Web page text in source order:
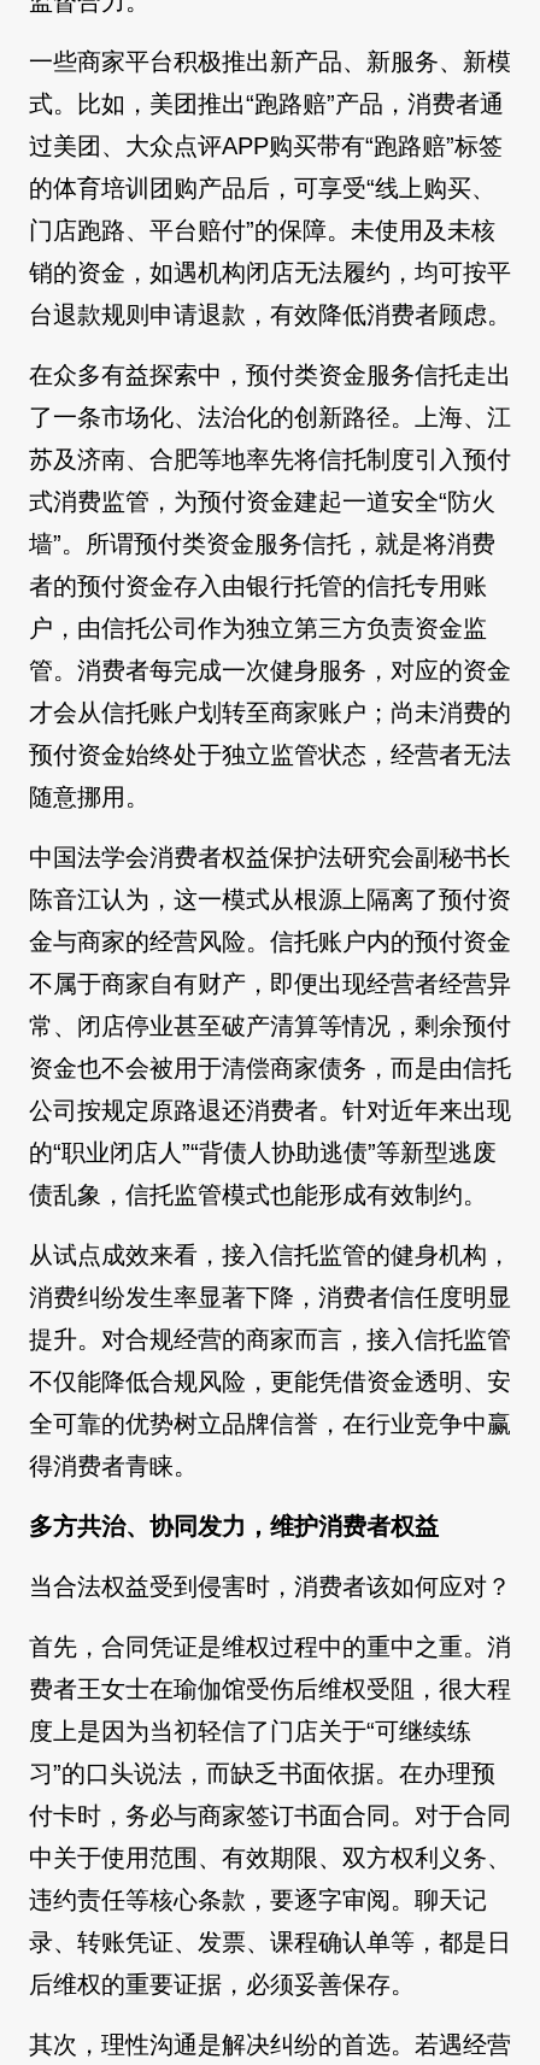
一些商家平台积极推出新产品、新服务、新模
式。比如，美团推出“跑路赔”产品，消费者通
过美团、大众点评APP购买带有“跑路赔”标签
的体育培训团购产品后，可享受“线上购买、
门店跑路、平台赔付”的保障。未使用及未核
销的资金，如遇机构闭店无法履约，均可按平
台退款规则申请退款，有效降低消费者顾虑。
在众多有益探索中，预付类资金服务信托走出
了一条市场化、法治化的创新路径。上海、江
苏及济南、合肥等地率先将信托制度引入预付
式消费监管，为预付资金建起一道安全“防火
墙”。所谓预付类资金服务信托，就是将消费
者的预付资金存入由银行托管的信托专用账
户，由信托公司作为独立第三方负责资金监
管。消费者每完成一次健身服务，对应的资金
才会从信托账户划转至商家账户；尚未消费的
预付资金始终处于独立监管状态，经营者无法
随意挪用。
中国法学会消费者权益保护法研究会副秘书长
陈音江认为，这一模式从根源上隔离了预付资
金与商家的经营风险。信托账户内的预付资金
不属于商家自有财产，即便出现经营者经营异
常、闭店停业甚至破产清算等情况，剩余预付
资金也不会被用于清偿商家债务，而是由信托
公司按规定原路退还消费者。针对近年来出现
的“职业闭店人”“背债人协助逃债”等新型逃废
债乱象，信托监管模式也能形成有效制约。
从试点成效来看，接入信托监管的健身机构，
消费纠纷发生率显著下降，消费者信任度明显
提升。对合规经营的商家而言，接入信托监管
不仅能降低合规风险，更能凭借资金透明、安
全可靠的优势树立品牌信誉，在行业竞争中赢
得消费者青睐。
多方共治、协同发力，维护消费者权益
当合法权益受到侵害时，消费者该如何应对？
首先，合同凭证是维权过程中的重中之重。消
费者王女士在瑜伽馆受伤后维权受阻，很大程
度上是因为当初轻信了门店关于“可继续练
习”的口头说法，而缺乏书面依据。在办理预
付卡时，务必与商家签订书面合同。对于合同
中关于使用范围、有效期限、双方权利义务、
违约责任等核心条款，要逐字审阅。聊天记
录、转账凭证、发票、课程确认单等，都是日
后维权的重要证据，必须妥善保存。
其次，理性沟通是解决纠纷的首选。若遇经营